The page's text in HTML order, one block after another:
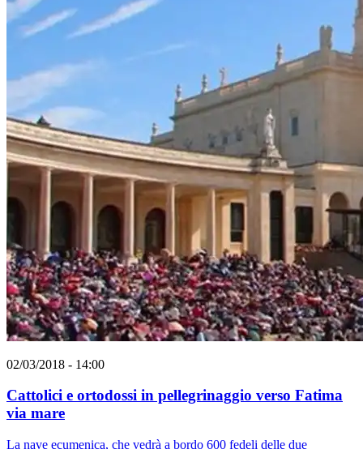
02/03/2018 - 14:00
Cattolici e ortodossi in pellegrinaggio verso Fatima
via mare
La nave ecumenica, che vedrà a bordo 600 fedeli delle due